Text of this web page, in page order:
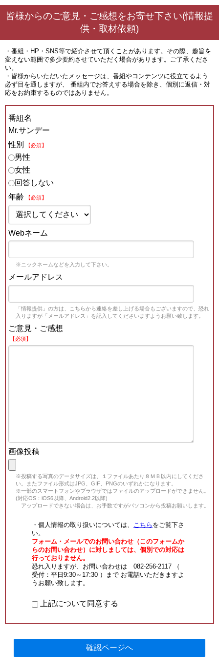
皆様からのご意見・ご感想をお寄せ下さい(情報提
供・取材依頼)
・番組・HP・SNS等で紹介させて頂くことがあります。その際、趣旨を
変えない範囲で多少要約させていただく場合があります。ご了承くださ
い。
・皆様からいただいたメッセージは、番組やコンテンツに役立てるよう
必ず目を通しますが、 番組内でお答えする場合を除き、個別に返信・対
応をお約束するものではありません。
番組名
Mr.サンデー
性別
【必須】
男性
女性
回答しない
年齢
【必須】
Webネーム
※ニックネームなどを入力して下さい。
メールアドレス
「情報提供」の方は、こちらから連絡を差し上げる場合もございますので、恐れ
入りますが「メールアドレス」を記入してくださいますようお願い致します。
ご意見・ご感想
【必須】
画像投稿
※投稿する写真のデータサイズは、１ファイルあたり８ＭＢ以内にしてくださ
い。またファイル形式はJPG、GIF、PNGのいずれかになります。
※一部のスマートフォンやブラウザではファイルのアップロードができません。
(対応OS：iOS6以降、Android2.2以降)
アップロードできない場合は、お手数ですがパソコンから投稿お願いします。
・個人情報の取り扱いについては、 こちら をご覧下さ
い。
フォーム・メールでのお問い合わせ（このフォームか
らのお問い合わせ）に対しましては、個別での対応は
行っておりません。
恐れ入りますが、お問い合わせは 082-256-2117 （
受付：平日9:30～17:30 ）まで お電話いただきますよ
うお願い致します。
上記について同意する
確認ページへ